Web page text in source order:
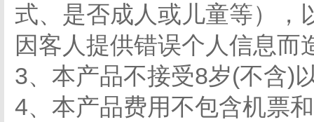
式、是否成人或儿童等），
因客人提供错误个人信息
3、本产品不接受8岁(不含)
4、本产品费用不包含机票